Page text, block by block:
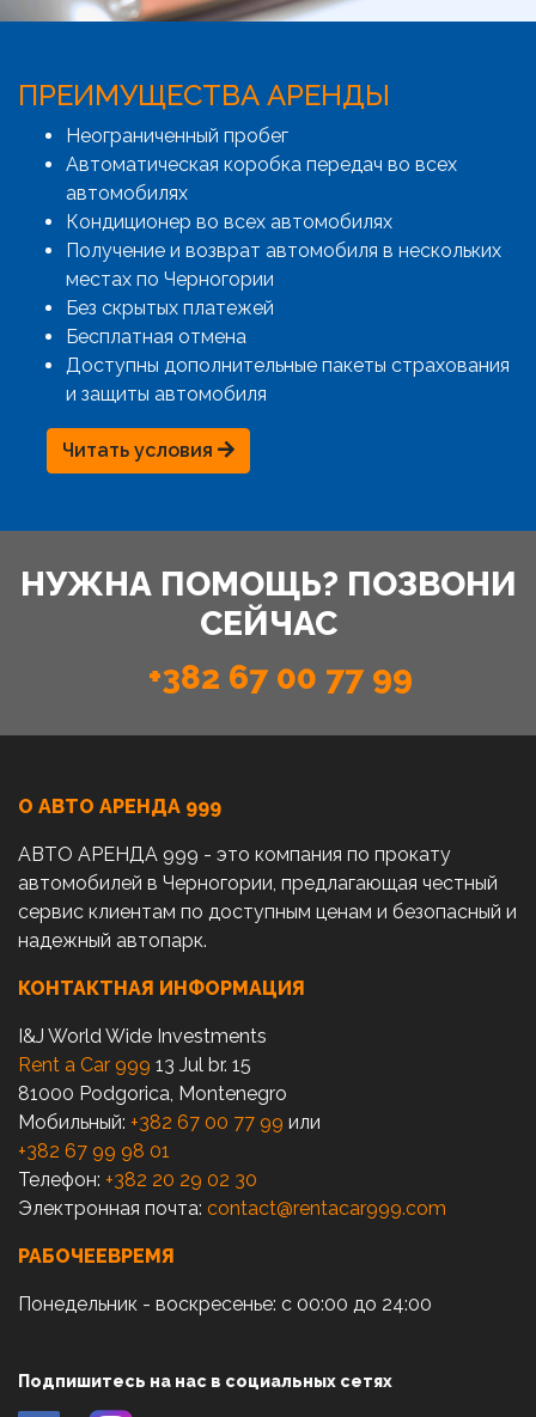
ПРЕИМУЩЕСТВА АРЕНДЫ
Неограниченный пробег
Автоматическая коробка передач во всех
автомобилях
Кондиционер во всех автомобилях
Получение и возврат автомобиля в нескольких
местах по Черногории
Без скрытых платежей
Бесплатная отмена
Доступны дополнительные пакеты страхования
и защиты автомобиля
Читать условия
НУЖНА ПОМОЩЬ? ПОЗВОНИ
СЕЙЧАС
+382 67 00 77 99
О АВТО AРЕНДА 999
АВТО АРЕНДА 999 - это компания по прокату
автомобилей в Черногории, предлагающая честный
сервис клиентам по доступным ценам и безопасный и
надежный автопарк.
КОНТАКТНАЯ ИНФОРМАЦИЯ
I&J World Wide Investments
Rent a Car 999 13 Jul br. 15
81000 Podgorica, Montenegro
Мобильный: +382 67 00 77 99 или
+382 67 99 98 01
Телефон: +382 20 29 02 30
Электронная почта: contact@rentacar999.com
РАБОЧЕЕВРЕМЯ
Понедельник - воскресенье: с 00:00 до 24:00
Подпишитесь на нас в социальных сетях